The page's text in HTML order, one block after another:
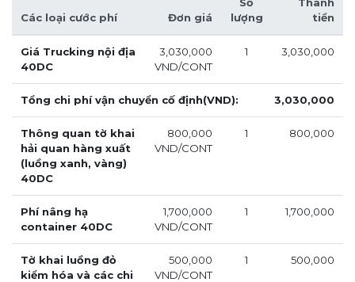
Các loại cước phí Đơn giá
lượng
tiền
Giá Trucking nội địa
40DC
3,030,000
VND/CONT
1 3,030,000
Tổng chi phí vận chuyển cố định(VND): 3,030,000
Thông quan tờ khai
hải quan hàng xuất
(luồng xanh, vàng)
40DC
800,000
VND/CONT
1 800,000
Phí nâng hạ
container 40DC
1,700,000
VND/CONT
1 1,700,000
Tờ khai luồng đỏ
kiểm hóa và các chi
500,000
VND/CONT
1 500,000